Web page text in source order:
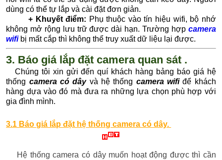
dùng có thể tự lắp và cài đặt đơn giản.
+ Khuyết điểm: Phụ thuộc vào tín hiệu wifi, bộ nhớ
không mở rộng lưu trữ được dài hạn. Trường hợp camera
wifi bị mất cắp thì không thể truy xuất dữ liệu lại được.
3. Báo giá lắp đặt camera quan sát .
Chúng tôi xin gửi đến quí khách hàng bảng báo giá hệ
thống camera có dâyvà hệ thống camera wifi để khách
hàng dựa vào đó mà đưa ra những lựa chọn phù hợp với
gia đình mình.
3.1 Báo giá lắp đặt hệ thống camera có dây.
Hệ thống camera có dây muốn hoạt động được thì cần